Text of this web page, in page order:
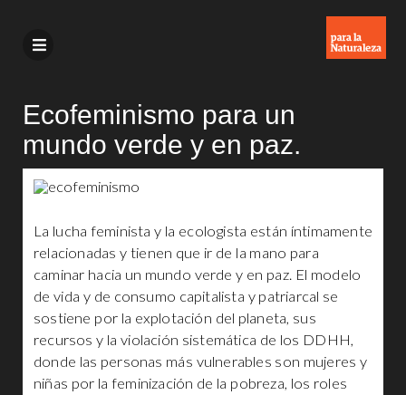
Ecofeminismo para un
mundo verde y en paz.
La lucha feminista y la ecologista están íntimamente
relacionadas y tienen que ir de la mano para
caminar hacia un mundo verde y en paz. El modelo
de vida y de consumo capitalista y patriarcal se
sostiene por la explotación del planeta, sus
recursos y la violación sistemática de los DDHH,
donde las personas más vulnerables son mujeres y
niñas por la feminización de la pobreza, los roles